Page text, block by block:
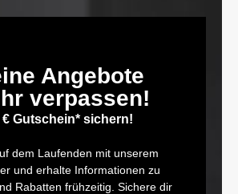
Angebote
verpassen!
€ Gutschein* sichern!
dem Laufenden mit unserem
und erhalte Informationen zu
Rabatten frühzeitig. Sichere dir